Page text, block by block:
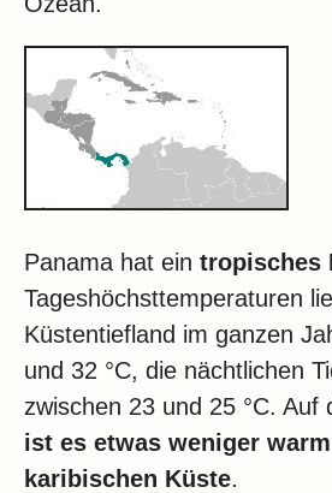
Panama hat ein tropisches
Tageshöchsttemperaturen
Küstentiefland im ganzen
und 32 °C, die nächtlichen
zwischen 23 und 25 °C. Auf
ist es etwas weniger warm
karibischen Küste.